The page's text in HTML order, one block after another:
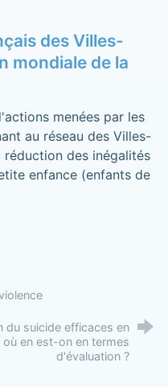
des Villes-
mondiale de la
menées par les
au réseau des Villes-
réduction des inégalités
enfance (enfants de
du suicide efficaces en
où en est-on en termes
d'évaluation ?